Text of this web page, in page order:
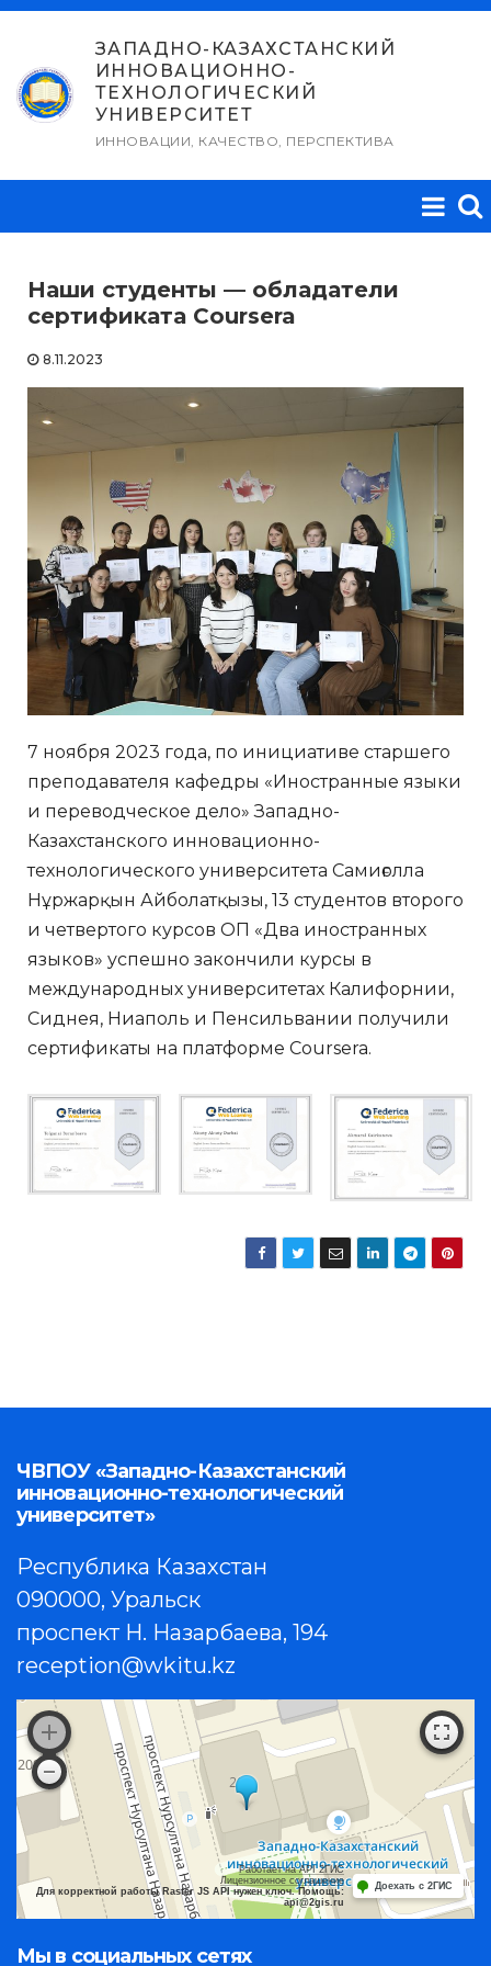
Перейти
содержимому
ЗАПАДНО-КАЗАХСТАНСКИЙ
ИННОВАЦИОННО-
ТЕХНОЛОГИЧЕСКИЙ
УНИВЕРСИТЕТ
ИННОВАЦИИ, КАЧЕСТВО, ПЕРСПЕКТИВА
Наши студенты — обладатели
сертификата Coursera
8.11.2023
7 ноября 2023 года, по инициативе старшего
преподавателя кафедры «Иностранные языки
и переводческое дело» Западно-
Казахстанского инновационно-
технологического университета Самиғолла
Нұржарқын Айболатқызы, 13 студентов второго
и четвертого курсов ОП «Два иностранных
языков» успешно закончили курсы в
международных университетах Калифорнии,
Сиднея, Ниаполь и Пенсильвании получили
сертификаты на платформе Coursera.
ЧВПОУ «Западно-Казахстанский
инновационно-технологический
университет»
Республика Казахстан
090000, Уральск
проспект Н. Назарбаева, 194
reception@wkitu.kz
Работает на API 2ГИС
Лицензионное соглашение
Для корректной работы Raster JS API нужен ключ. Помощь:
api@2gis.ru
Доехать с 2ГИС
Мы в социальных сетях